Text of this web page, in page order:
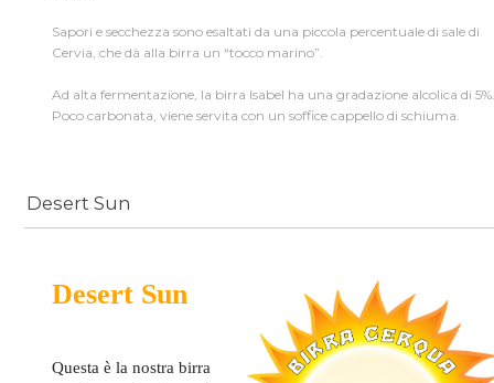
Sapori e secchezza sono esaltati da una piccola percentuale di sale di
Cervia, che dà alla birra un “tocco marino”.
Ad alta fermentazione, la birra Isabel ha una gradazione alcolica di
Poco carbonata, viene servita con un soffice cappello di schiuma.
Desert Sun
Desert Sun
Questa è la nostra birra